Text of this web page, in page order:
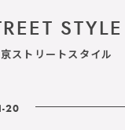
STYLE
ストリートスタイル
20